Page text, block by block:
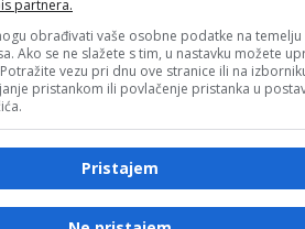
prebivalište itd., zatim ono za koje se
poslovima zasniva svoj
kupovine stana.
ili prenijeti?
na povrat PDV-a nije prenosivo niti se
postoji samo ako je kupac već podnio
pravo prenosi na nasljednike.
partnera.
obrađivati vaše osobne podatke na temelju
Ako se ne slažete s tim, u nastavku možete
vezu pri dnu ove stranice ili na
pristankom ili povlačenje pristanka u
Pristajem